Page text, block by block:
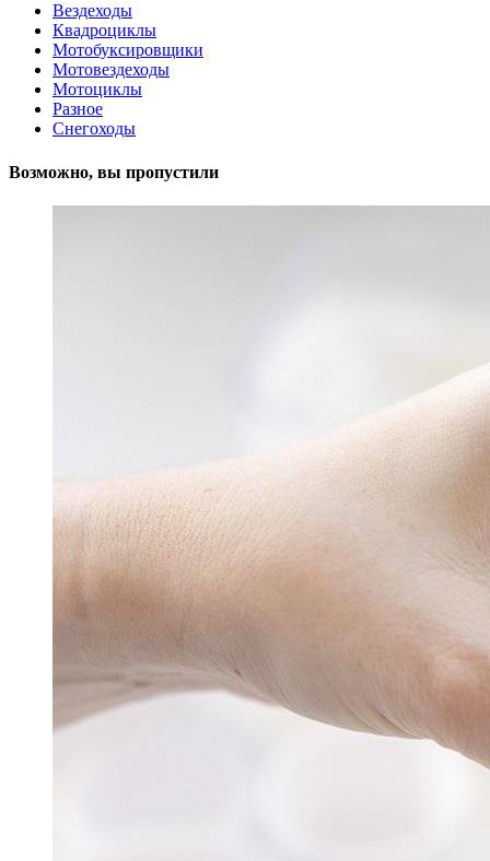
Вездеходы
Квадроциклы
Мотобуксировщики
Мотовездеходы
Мотоциклы
Разное
Снегоходы
Возможно, вы пропустили